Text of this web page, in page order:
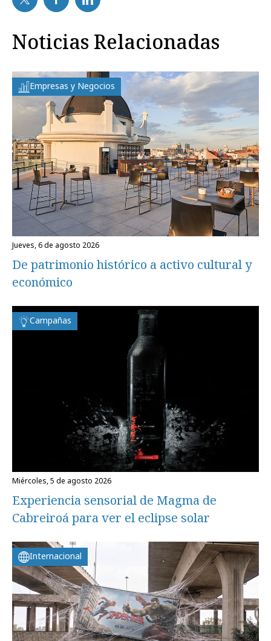
Noticias Relacionadas
Empresas y Negocios
jueves, 6 de agosto 2026
De patrimonio histórico a activo cultural y
económico
Campañas
miércoles, 5 de agosto 2026
Experiencia sensorial de Magma de
Cabreiroá para ver el eclipse solar
Internacional